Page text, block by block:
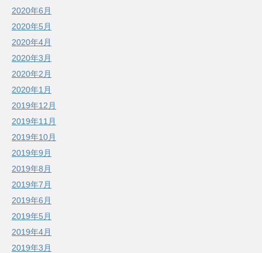
2020年6月
2020年5月
2020年4月
2020年3月
2020年2月
2020年1月
2019年12月
2019年11月
2019年10月
2019年9月
2019年8月
2019年7月
2019年6月
2019年5月
2019年4月
2019年3月